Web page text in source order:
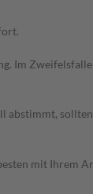
Im
mit Ihrem